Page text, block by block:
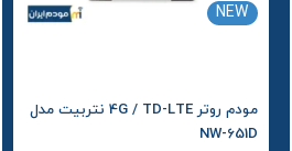
NEW
مودم روتر 4G / TD-LTE نتربیت مدل
NW-651D